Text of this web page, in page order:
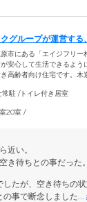
グループが運営する
市にある「エイジフリ
安心して生活できるよう
高齢者向け住宅です。木
歩6分とアクセスのよい
宅設備や電気製品のノウ
駐 /トイレ付き居室
20室 /
近い。
き待ちとの事だった。
したが、空き待ちの
事で断念しました...